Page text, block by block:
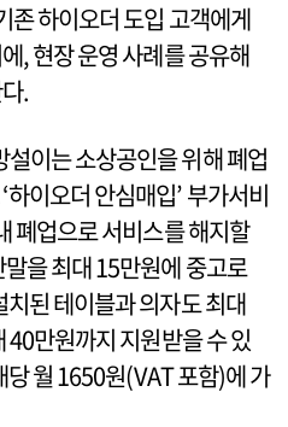
존 하이오더 도입 고객에게
, 현장 운영 사례를 공유해
.
이는 소상공인을 위해 폐업
이오더 안심매입’ 부가서비
폐업으로 서비스를 해지할
을 최대 15만원에 중고로
된 테이블과 의자도 최대
만원까지 지원받을 수 있
월 1650원(VAT 포함)에 가